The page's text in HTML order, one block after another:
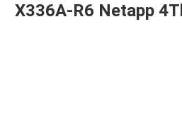
X336A-R6 Netapp